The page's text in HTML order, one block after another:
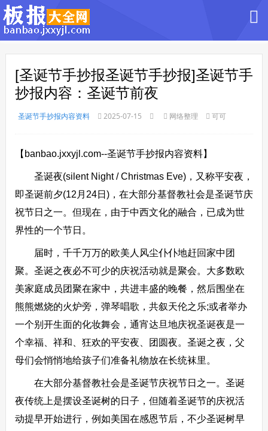
[圣诞节手抄报圣诞节手抄报]圣诞节手
抄报内容：圣诞节前夜
圣诞节手抄报内容资料 2025-07-15 网络整理 可可
【banbao.jxxyjl.com--圣诞节手抄报内容资料】
圣诞夜(silent Night / Christmas Eve)，又称平安夜，
即圣诞前夕(12月24日)，在大部分基督教社会是圣诞节庆
祝节日之一。但现在，由于中西文化的融合，已成为世
界性的一个节日。
届时，千千万万的欧美人风尘仆仆地赶回家中团
聚。圣诞之夜必不可少的庆祝活动就是聚会。大多数欧
美家庭成员团聚在家中，共进丰盛的晚餐，然后围坐在
熊熊燃烧的火炉旁，弹琴唱歌，共叙天伦之乐;或者举办
一个别开生面的化妆舞会，通宵达旦地庆祝圣诞夜是一
个幸福、祥和、狂欢的平安夜、团圆夜。圣诞之夜，父
母们会悄悄地给孩子们准备礼物放在长统袜里。
在大部分基督教社会是圣诞节庆祝节日之一。圣诞
夜传统上是摆设圣诞树的日子，但随着圣诞节的庆祝活
动提早开始进行，例如美国在感恩节后，不少圣诞树早